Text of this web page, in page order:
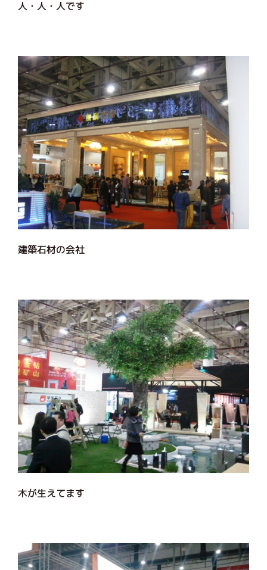
人・人・人です
建築石材の会社
木が生えてます